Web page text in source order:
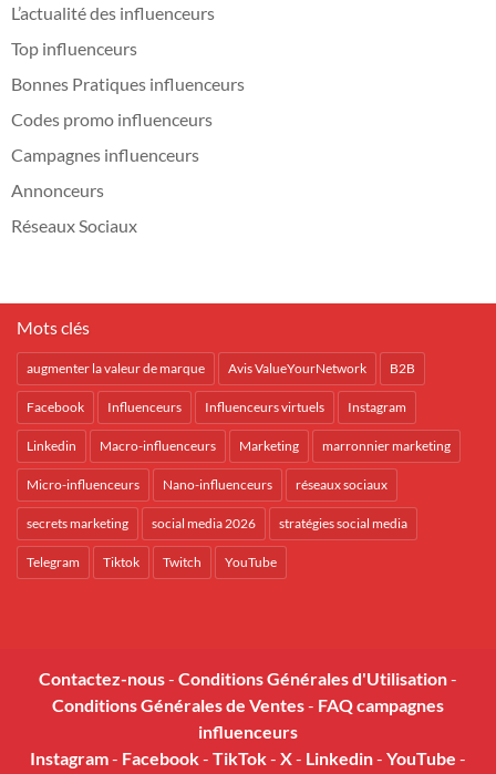
L’actualité des influenceurs
Top influenceurs
Bonnes Pratiques influenceurs
Codes promo influenceurs
Campagnes influenceurs
Annonceurs
Réseaux Sociaux
Mots clés
augmenter la valeur de marque Avis ValueYourNetwork B2B
Facebook Influenceurs Influenceurs virtuels Instagram
Linkedin Macro-influenceurs Marketing marronnier marketing
Micro-influenceurs Nano-influenceurs réseaux sociaux
secrets marketing social media 2026 stratégies social media
Telegram Tiktok Twitch YouTube
Contactez-nous- Conditions Générales d'Utilisation-
Conditions Générales de Ventes- FAQ campagnes
influenceurs
Instagram- Facebook- TikTok- X- Linkedin- YouTube -